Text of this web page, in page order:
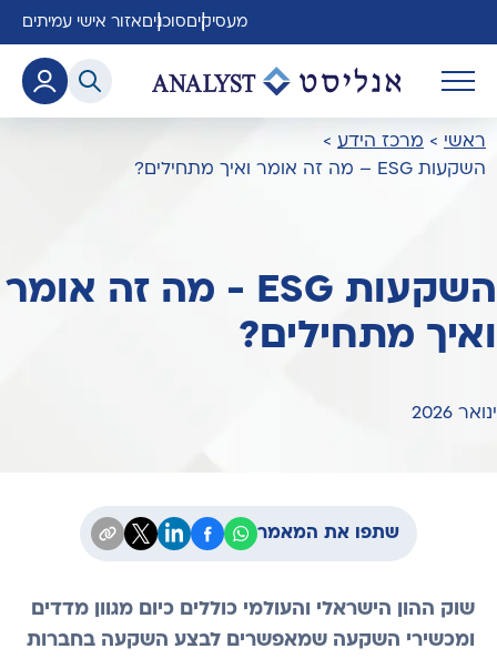
מעסיקים סוכנים אזור אישי עמיתים
ראשי > מרכז הידע >
השקעות ESG – מה זה אומר ואיך מתחילים?
השקעות ESG - מה זה אומר
ואיך מתחילים?
ינואר 2026
שתפו את המאמר
שוק ההון הישראלי והעולמי כוללים כיום מגוון מדדים
ומכשירי השקעה שמאפשרים לבצע השקעה בחברות